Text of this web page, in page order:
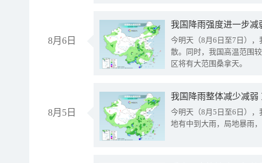
8月6日
今明天（8月6日至7日）
散。同时，我国高温范围
区将有大范围桑拿天。
8月5日
我国降雨整体减少减弱
今明天（8月5日至6日）
地有中到大雨，局地暴雨